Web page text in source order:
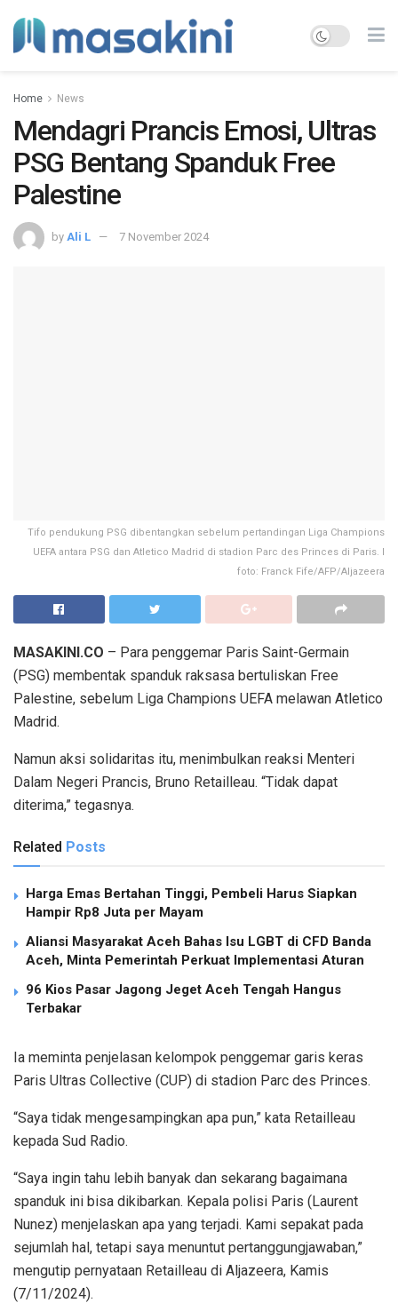
Home News
Mendagri Prancis Emosi, Ultras
PSG Bentang Spanduk Free
Palestine
by Ali L 7 November 2024
Tifo pendukung PSG dibentangkan sebelum pertandingan Liga Champions
UEFA antara PSG dan Atletico Madrid di stadion Parc des Princes di Paris. I
foto: Franck Fife/AFP/Aljazeera
MASAKINI.CO – Para penggemar Paris Saint-Germain
(PSG) membentak spanduk raksasa bertuliskan Free
Palestine, sebelum Liga Champions UEFA melawan Atletico
Madrid.
Namun aksi solidaritas itu, menimbulkan reaksi Menteri
Dalam Negeri Prancis, Bruno Retailleau. “Tidak dapat
diterima,” tegasnya.
Related Posts
Harga Emas Bertahan Tinggi, Pembeli Harus Siapkan
Hampir Rp8 Juta per Mayam
Aliansi Masyarakat Aceh Bahas Isu LGBT di CFD Banda
Aceh, Minta Pemerintah Perkuat Implementasi Aturan
96 Kios Pasar Jagong Jeget Aceh Tengah Hangus
Terbakar
Ia meminta penjelasan kelompok penggemar garis keras
Paris Ultras Collective (CUP) di stadion Parc des Princes.
“Saya tidak mengesampingkan apa pun,” kata Retailleau
kepada Sud Radio.
“Saya ingin tahu lebih banyak dan sekarang bagaimana
spanduk ini bisa dikibarkan. Kepala polisi Paris (Laurent
Nunez) menjelaskan apa yang terjadi. Kami sepakat pada
sejumlah hal, tetapi saya menuntut pertanggungjawaban,”
mengutip pernyataan Retailleau di Aljazeera, Kamis
(7/11/2024).